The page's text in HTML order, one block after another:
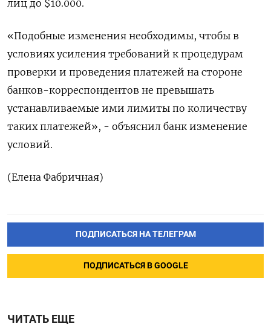
лиц до $10.000.
«Подобные изменения необходимы, чтобы в
условиях усиления требований к процедурам
проверки и проведения платежей на стороне
банков-корреспондентов не превышать
устанавливаемые ими лимиты по количеству
таких платежей», - объяснил банк изменение
условий.
(Елена Фабричная)
ПОДПИСАТЬСЯ НА ТЕЛЕГРАМ
ПОДПИСАТЬСЯ В GOOGLE
ЧИТАТЬ ЕЩЕ